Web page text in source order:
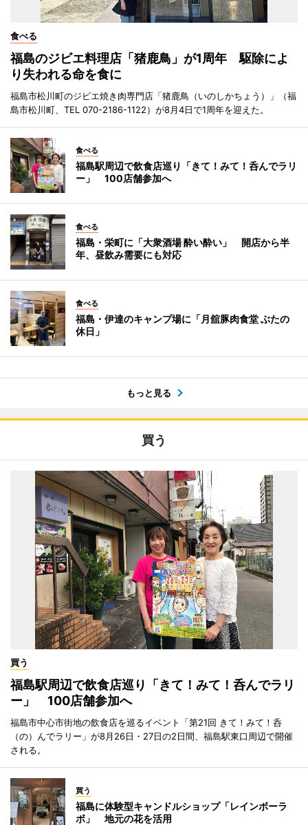
食べる
福島のジビエ料理店「猪鹿鳥」が1周年 駆除によ
り失われる命を食に
福島市松川町のジビエ焼き肉専門店「猪鹿鳥（いのしかちょう）」（福
島市松川町、TEL 070-2186-1122）が8月4日で1周年を迎えた。
食べる
福島駅周辺で飲食店巡り「きて！みて！呑んでラリ
ー」 100店舗参加へ
食べる
福島・栄町に「大衆酒場 酔い酔い」 開店から半
年、昼飲み需要にも対応
食べる
福島・伊達のキャンプ場に「月舘豚肉食堂 ぶたの
休日」
もっと見る
買う
買う
福島駅周辺で飲食店巡り「きて！みて！呑んでラリ
ー」 100店舗参加へ
福島市中心市街地の飲食店を巡るイベント「第21回 きて！みて！呑
（の）んでラリー」が8月26日・27日の2日間、福島駅東口周辺で開催
される。
買う
福島に体験型キャンドルショップ「レインボーラ
ボ」 地元の花を活用